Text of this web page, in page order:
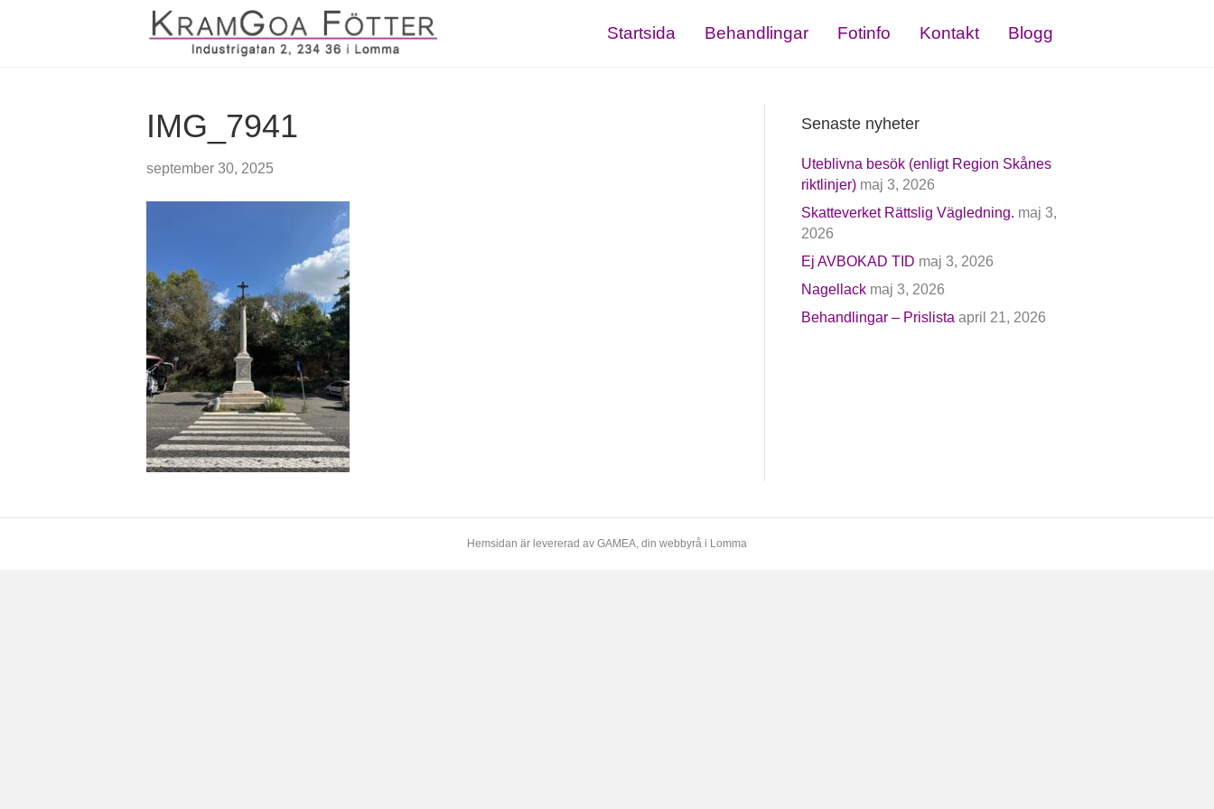
Startsida Behandlingar Fotinfo Kontakt Blogg
IMG_7941
september 30, 2025
Senaste nyheter
Uteblivna besök (enligt Region Skånes
riktlinjer) maj 3, 2026
Skatteverket Rättslig Vägledning. maj 3,
2026
Ej AVBOKAD TID maj 3, 2026
Nagellack maj 3, 2026
Behandlingar – Prislista april 21, 2026
Hemsidan är levererad av GAMEA, din webbyrå i Lomma